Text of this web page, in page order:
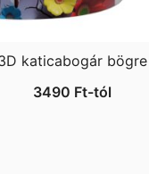
katicabogár bögre
3490 Ft-tól